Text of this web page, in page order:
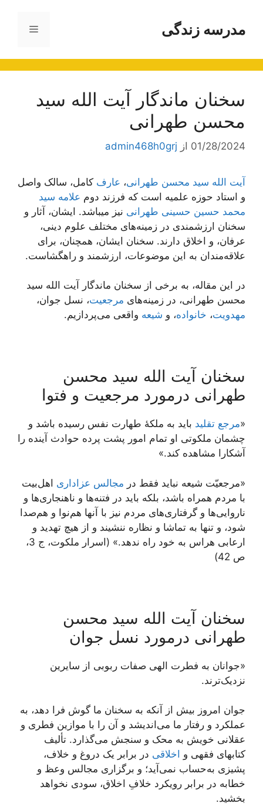
محتوامدرسه زندگی فهرست
سخنان ماندگار آیت الله سید
محسن طهرانی
01/28/2024 از admin468h0grj
آیت الله سید محسن طهرانی، عارف کامل، سالک واصل
و استاد حوزه علمیه است که فرزند دوم علامه سید
محمد حسین حسینی طهرانی نیز میباشد. ایشان، آثار و
سخنان ارزشمندی در زمینه‌های مختلف علوم دینی،
عرفان، و اخلاق دارند. سخنان ایشان، همچنان، برای
علاقه‌مندان به این موضوعات، ارزشمند و راهگشاست.
در این مقاله، به برخی از سخنان ماندگار آیت الله سید
محسن طهرانی، در زمینه‌های مرجعیت، نسل جوان،
مهدویت، خانواده، و شیعه واقعی می‌پردازیم.
سخنان آیت الله سید محسن
طهرانی درمورد مرجعیت و فتوا
«مرجع تقلید باید به ملکۀ طهارت نفس رسیده باشد و
چشمان ملکوتى او تمام امور پشت پرده حوادث آینده را
آشکارا مشاهده کند.»
«مرجعیّت شیعه نباید فقط در مجالس عزاداری اهل‌بیت
با مردم همراه باشد، بلکه باید در فتنه‌ها و ناهنجاری‌ها و
ناروایی‌ها و گرفتاری‌های مردم نیز با آنها هم‌نوا و هم‌صدا
شود، و تنها به تماشا و نظاره ننشیند و از هیچ تهدید و
ارعابی هراس به خود راه ندهد.» (اسرار ملکوت، ج 3،
ص 42)
سخنان آیت الله سید محسن
طهرانی درمورد نسل جوان
«جوانان به فطرت الهی صفات ربوبی از سایرین
نزدیک‌ترند.
جوان‏ امروز بیش از آنکه به سخنان ما گوش فرا دهد، به
عملکرد و رفتار ما می‌‏اندیشد و آن را با موازین فطرى و
عقلانى خویش به محک و سنجش می‌‏گذارد. تألیف
کتاب‏هاى فقهى و اخلاقى در برابر یک دروغ و خلاف،
پشیزى به‏‌حساب نمی‌‏آید؛ و برگزارى مجالس وعظ و
خطابه در برابر رویکرد خلافِ اخلاق، سودى نخواهد
بخشید.